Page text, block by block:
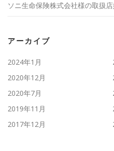
ソニ生命保険株式会社様の取扱
アーカイブ
2024年1月
2020年12月
2020年7月
2019年11月
2017年12月